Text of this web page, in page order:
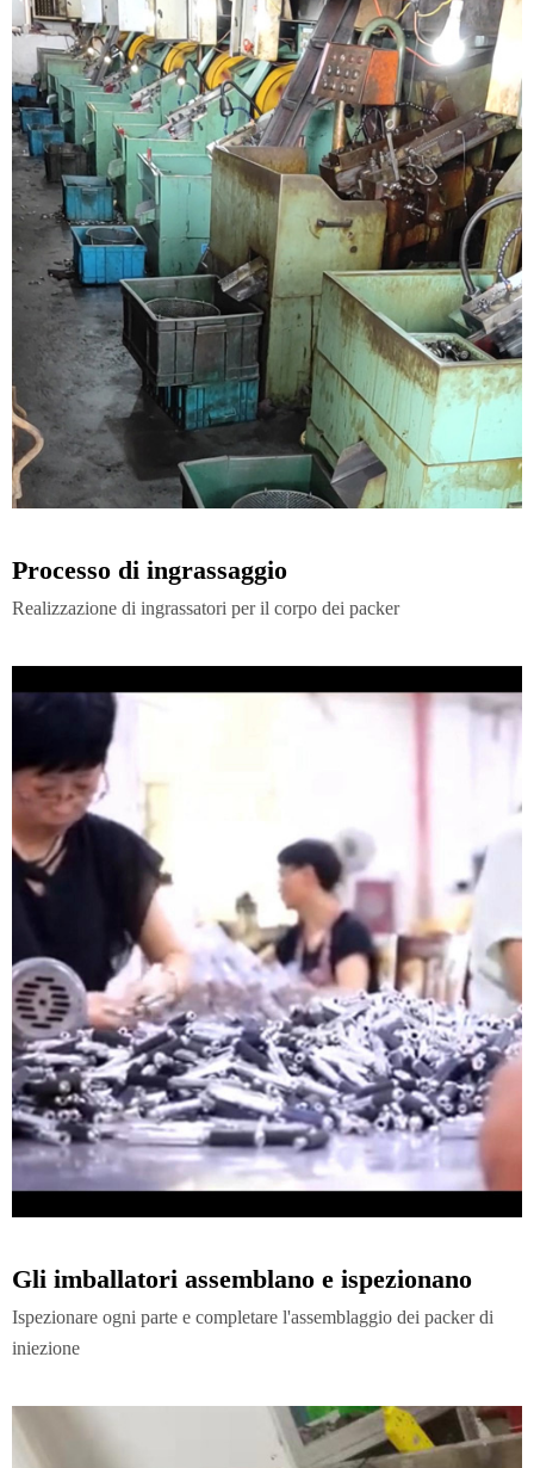
Processo di ingrassaggio
Realizzazione di ingrassatori per il corpo dei packer
Gli imballatori assemblano e ispezionano
Ispezionare ogni parte e completare l'assemblaggio dei packer di
iniezione